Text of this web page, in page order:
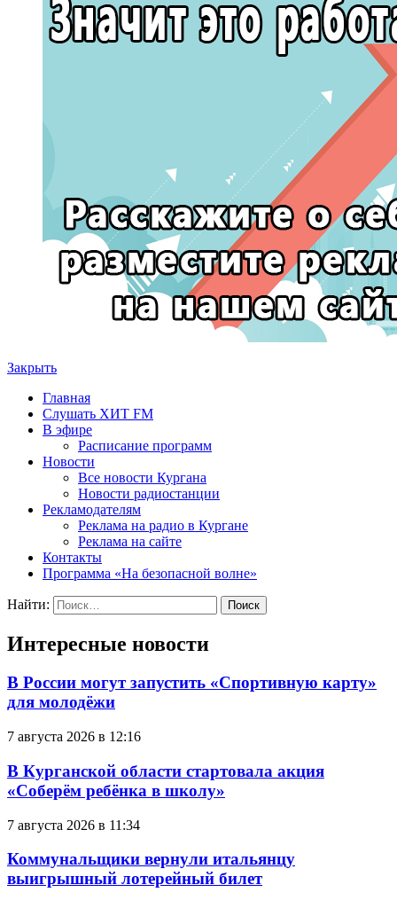
Закрыть
Главная
Слушать ХИТ FM
В эфире
Расписание программ
Новости
Все новости Кургана
Новости радиостанции
Рекламодателям
Реклама на радио в Кургане
Реклама на сайте
Контакты
Программа «На безопасной волне»
Найти:
Интересные новости
В России могут запустить «Спортивную карту»
для молодёжи
7 августа 2026 в 12:16
В Курганской области стартовала акция
«Соберём ребёнка в школу»
7 августа 2026 в 11:34
Коммунальщики вернули итальянцу
выигрышный лотерейный билет